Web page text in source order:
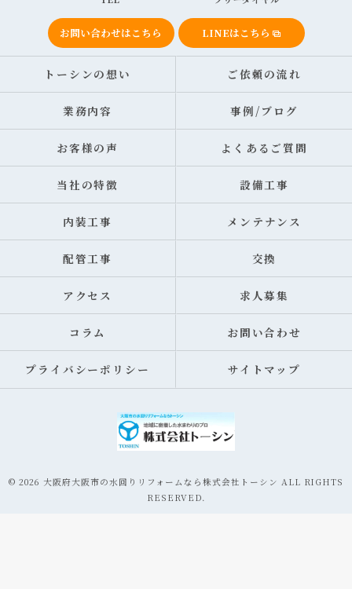
お問い合わせはこちら LINEはこちら
トーシンの想い ご依頼の流れ
業務内容 事例/ブログ
お客様の声 よくあるご質問
当社の特徴 設備工事
内装工事 メンテナンス
配管工事 交換
アクセス 求人募集
コラム お問い合わせ
プライバシーポリシー サイトマップ
© 2026 大阪府大阪市の水回りリフォームなら株式会社トーシン ALL RIGHTS
RESERVED.